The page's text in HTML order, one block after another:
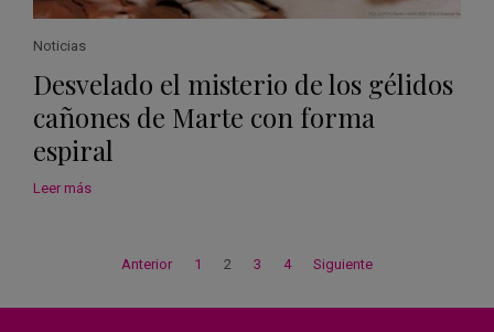
Noticias
Desvelado el misterio de los gélidos
cañones de Marte con forma
espiral
Leer más
Anterior 1 2 3 4 Siguiente